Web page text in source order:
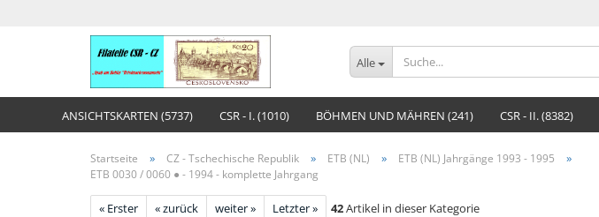
Alle
ANSICHTSKARTEN (5737) CSR - I. (1010) BÖHMEN UND MÄHREN (241) CSR - II. (8382)
Startseite » CZ - Tschechische Republik » ETB (NL) » ETB (NL) Jahrgänge 1993 - 1995 »
ETB 0030 / 0060 ● - 1994 - komplette Jahrgang
« Erster « zurück weiter » Letzter » 42Artikel in dieser Kategorie